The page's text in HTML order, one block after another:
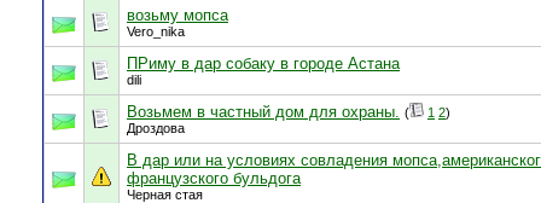
возьму мопса
Vero_nika
ПРиму в дар собаку в городе Астана
dili
Возьмем в частный дом для охраны. ( 1 2)
Дроздова
В дар или на условиях совладения
французского бульдога
Черная стая